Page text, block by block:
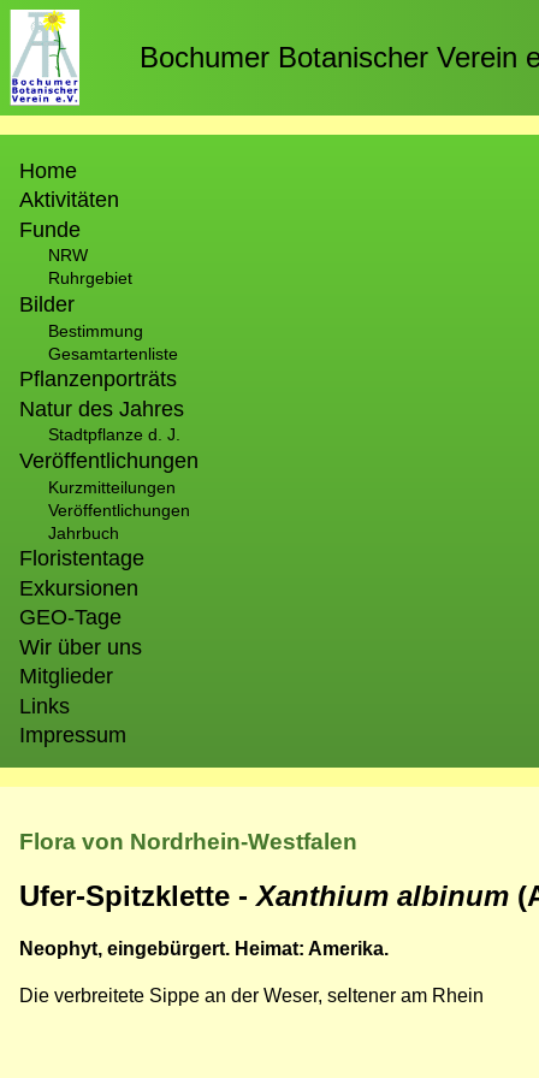
Direkt
zum
Inhalt
Bochumer Botanischer Verein
Home
Aktivitäten
Funde
NRW
Ruhrgebiet
Bilder
Bestimmung
Gesamtartenliste
Pflanzenporträts
Natur des Jahres
Stadtpflanze d. J.
Veröffentlichungen
Kurzmitteilungen
Veröffentlichungen
Jahrbuch
Floristentage
Exkursionen
GEO-Tage
Wir über uns
Mitglieder
Links
Impressum
Flora von Nordrhein-Westfalen
Ufer-Spitzklette - Xanthium albinum
Neophyt, eingebürgert. Heimat: Amerika.
Die verbreitete Sippe an der Weser, seltener am Rhein